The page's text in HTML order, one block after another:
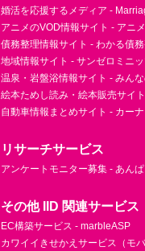
婚活を応援するメディア -
アニメのVOD情報サイト - アニ
債務整理情報サイト - わかる債
地域情報サイト - サンゼロミニ
温泉・岩盤浴情報サイト - みん
絵本ためし読み・絵本販売サイ
自動車情報まとめサイト - カー
リサーチサービス
アンケートモニター募集 - あんぱ
その他 IID 関連サービス
EC構築サービス - marbleASP
カワイイきせかえサービス（モ